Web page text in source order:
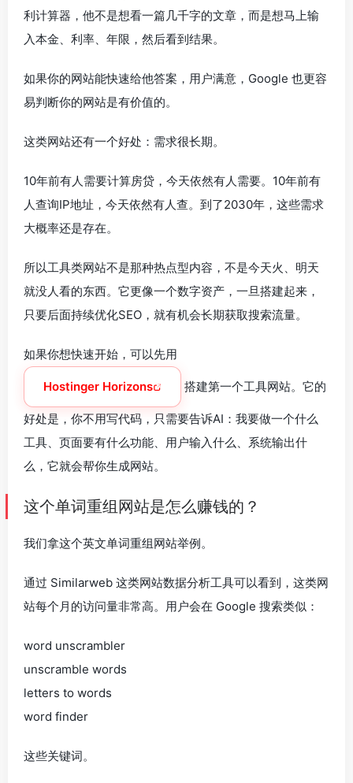
利计算器，他不是想看一篇几千字的文章，而是想马上输
入本金、利率、年限，然后看到结果。
如果你的网站能快速给他答案，用户满意，Google 也更容
易判断你的网站是有价值的。
这类网站还有一个好处：需求很长期。
10年前有人需要计算房贷，今天依然有人需要。10年前有
人查询IP地址，今天依然有人查。到了2030年，这些需求
大概率还是存在。
所以工具类网站不是那种热点型内容，不是今天火、明天
就没人看的东西。它更像一个数字资产，一旦搭建起来，
只要后面持续优化SEO，就有机会长期获取搜索流量。
如果你想快速开始，可以先用
Hostinger Horizons 搭建第一个工具网站。它的
好处是，你不用写代码，只需要告诉AI：我要做一个什么
工具、页面要有什么功能、用户输入什么、系统输出什
么，它就会帮你生成网站。
这个单词重组网站是怎么赚钱的？
我们拿这个英文单词重组网站举例。
通过 Similarweb 这类网站数据分析工具可以看到，这类网
站每个月的访问量非常高。用户会在 Google 搜索类似：
word unscrambler
unscramble words
letters to words
word finder
这些关键词。